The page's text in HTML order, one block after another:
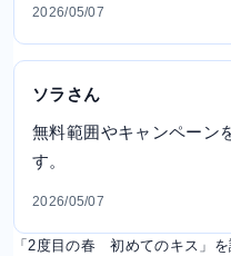
2026/05/07
ソラさん
無料範囲やキャンペーン
す。
2026/05/07
「2度目の春 初めてのキス」